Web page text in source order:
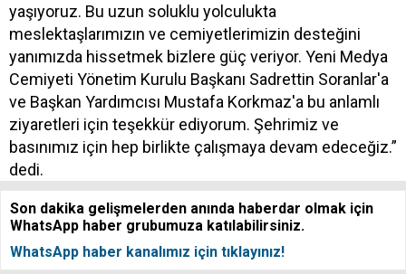
yaşıyoruz. Bu uzun soluklu yolculukta
meslektaşlarımızın ve cemiyetlerimizin desteğini
yanımızda hissetmek bizlere güç veriyor. Yeni Medya
Cemiyeti Yönetim Kurulu Başkanı Sadrettin Soranlar'a
ve Başkan Yardımcısı Mustafa Korkmaz'a bu anlamlı
ziyaretleri için teşekkür ediyorum. Şehrimiz ve
basınımız için hep birlikte çalışmaya devam edeceğiz.”
dedi.
Son dakika gelişmelerden anında haberdar olmak için
WhatsApp haber grubumuza katılabilirsiniz.
WhatsApp haber kanalımız için tıklayınız!